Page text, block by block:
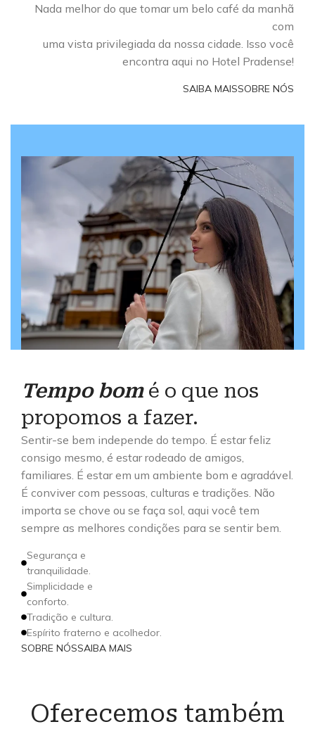
Nada melhor do que tomar um belo café da manhã
com
uma vista privilegiada da nossa cidade. Isso você
encontra aqui no Hotel Pradense!
SAIBA MAISSOBRE NÓS
Tempo bom é o que nos
propomos a fazer.
Sentir-se bem independe do tempo. É estar feliz
consigo mesmo, é estar rodeado de amigos,
familiares. É estar em um ambiente bom e agradável.
É conviver com pessoas, culturas e tradições. Não
importa se chove ou se faça sol, aqui você tem
sempre as melhores condições para se sentir bem.
Segurança e
tranquilidade.
Simplicidade e
conforto.
Tradição e cultura.
Espírito fraterno e acolhedor.
SOBRE NÓSSAIBA MAIS
Oferecemos também